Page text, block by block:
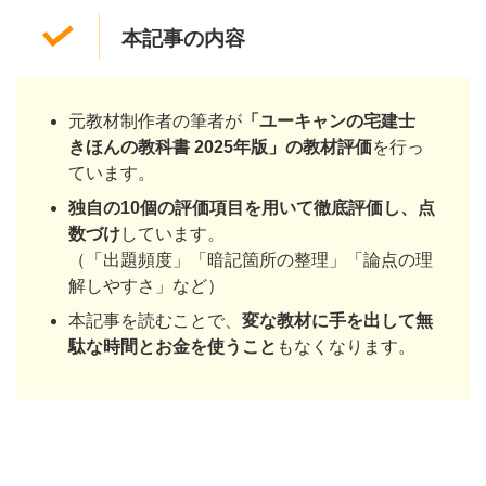
本記事の内容
元教材制作者の筆者が 「ユーキャンの宅建士
きほんの教科書 2025年版」の教材評価を行っ
ています。
独自の10個の評価項目を用いて徹底評価し、点
数づけしています。
（「出題頻度」「暗記箇所の整理」「論点の理
解しやすさ」など）
本記事を読むことで、 変な教材に手を出して無
駄な時間とお金を使うこと もなくなります。